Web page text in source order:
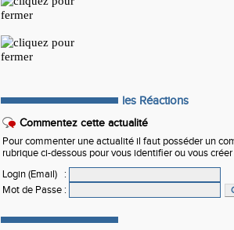
les Réactions
Commentez cette actualité
Pour commenter une actualité il faut posséder un
rubrique ci-dessous pour vous identifier ou vous
Login (Email)
:
Mot de Passe :